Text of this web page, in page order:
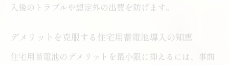
入後のトラブルや想定外の出費を防げます。
デメリットを克服する住宅用蓄電池導入の知恵
住宅用蓄電池のデメリットを最小限に抑えるには、事前